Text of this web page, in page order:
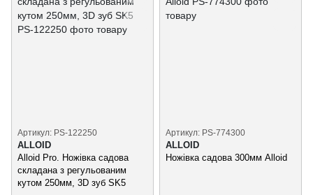
Артикул: PS-122250
ALLOID
Alloid Pro. Ножівка садова
складана з регульованим
кутом 250мм, 3D зуб SK5
Артикул: PS-774300
ALLOID
Ножівка садова 300мм Alloid